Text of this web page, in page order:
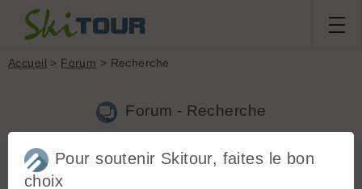
Accueil > Forum > Recherche
Forum - Recherche
Nouveau sujet|Voir tous les sujets
25 résultats
Pour soutenir Skitour, faites le bon
choix